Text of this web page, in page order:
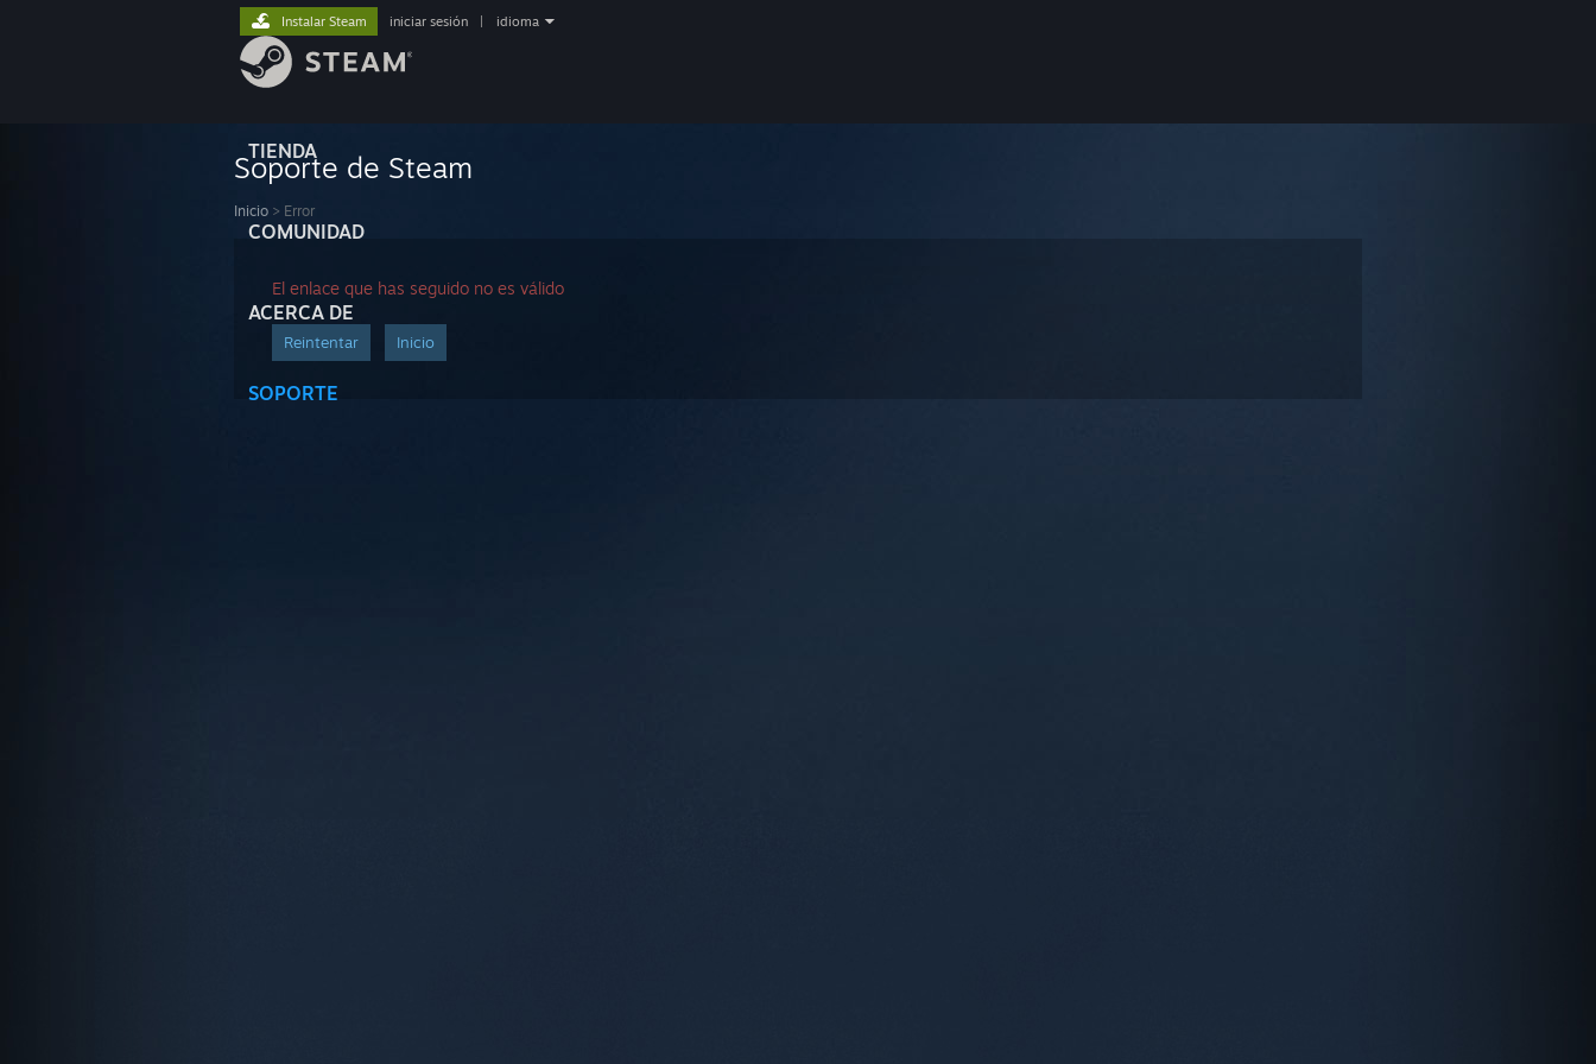
TIENDA
COMUNIDAD
ACERCA DE
SOPORTE
Instalar Steam iniciar sesión idioma
Soporte de Steam
Inicio > Error
El enlace que has seguido no es válido
Reintentar Inicio